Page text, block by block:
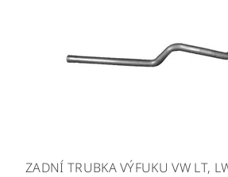
ZADNÍ TRUBKA VÝFUKU VW LT,